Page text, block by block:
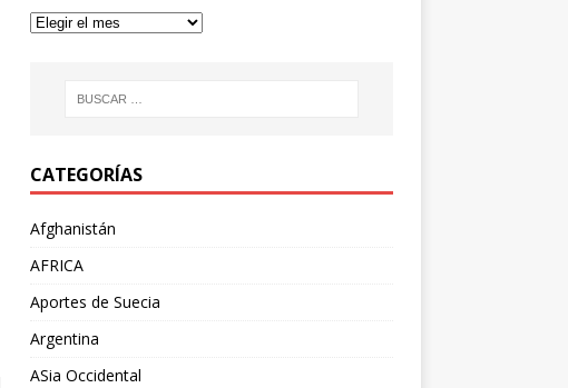
CATEGORÍAS
Afghanistán
AFRICA
Aportes de Suecia
Argentina
ASia Occidental